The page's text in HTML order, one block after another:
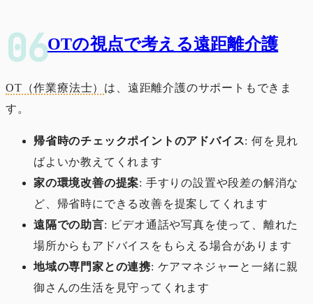
OTの視点で考える遠距離介護
OT（作業療法士） は、遠距離介護のサポートもできま
す。
帰省時のチェックポイントのアドバイス: 何を見れ
ばよいか教えてくれます
家の環境改善の提案: 手すりの設置や段差の解消な
ど、帰省時にできる改善を提案してくれます
遠隔での助言: ビデオ通話や写真を使って、離れた
場所からもアドバイスをもらえる場合があります
地域の専門家との連携: ケアマネジャーと一緒に親
御さんの生活を見守ってくれます